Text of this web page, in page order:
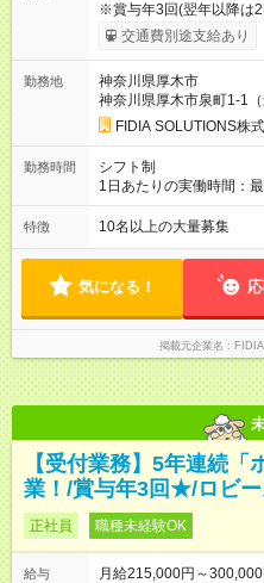
※賞与年3回(翌年以降は
給！ ※能力・スキルを考
用期間】試用期間なし
交通費別途支給あり
勤務地
神奈川県厚木市
神奈川県厚木市泉町1-1
FIDIA SOLUTIONS株
勤務時間
シフト制
1日あたりの実働時間：
16:00 (2)8:00～17:00
(5)22:00～7:00 (6)23:00
特徴 10名以上の大量募集
気になる！
掲載元企業名
【受付業務】5年連続
業！/賞与年3回★/ロビ
正社員 職種未経験OK
給与
月給215,000円～300,000